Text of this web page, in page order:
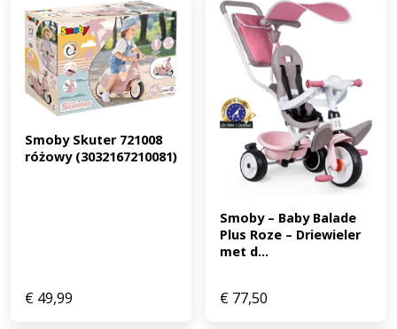
Smoby Skuter 721008
różowy (3032167210081)
€ 49,99
Smoby – Baby Balade
Plus Roze – Driewieler
met d...
€ 77,50